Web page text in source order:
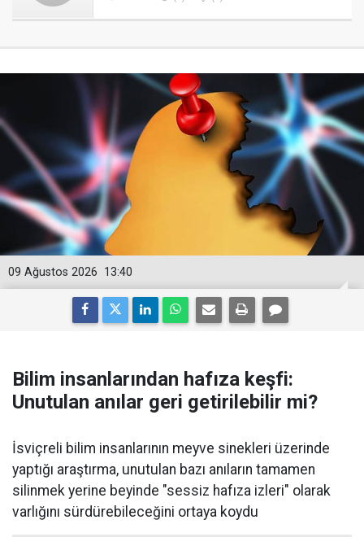
13:40
09 Ağustos 2026
Bilim insanlarından hafıza keşfi:
Unutulan anılar geri getirilebilir mi?
İsviçreli bilim insanlarının meyve sinekleri üzerinde
yaptığı araştırma, unutulan bazı anıların tamamen
silinmek yerine beyinde "sessiz hafıza izleri" olarak
varlığını sürdürebileceğini ortaya koydu